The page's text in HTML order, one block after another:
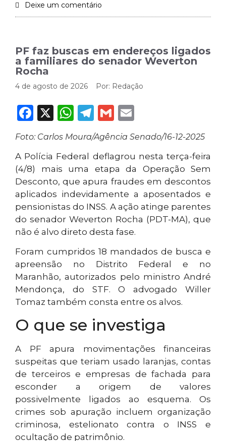
Deixe um comentário
PF faz buscas em endereços ligados
a familiares do senador Weverton
Rocha
4 de agosto de 2026 Por: Redação
Facebook
X WhatsApp
Telegram
Gmail
Foto: Carlos Moura/Agência Senado/16-12-2025
A Polícia Federal deflagrou nesta terça-feira
(4/8) mais uma etapa da Operação Sem
Desconto, que apura fraudes em descontos
aplicados indevidamente a aposentados e
pensionistas do INSS. A ação atinge parentes
do senador Weverton Rocha (PDT-MA), que
não é alvo direto desta fase.
Foram cumpridos 18 mandados de busca e
apreensão no Distrito Federal e no
Maranhão, autorizados pelo ministro André
Mendonça, do STF. O advogado Willer
Tomaz também consta entre os alvos.
O que se investiga
A PF apura movimentações financeiras
suspeitas que teriam usado laranjas, contas
de terceiros e empresas de fachada para
esconder a origem de valores
possivelmente ligados ao esquema. Os
crimes sob apuração incluem organização
criminosa, estelionato contra o INSS e
ocultação de patrimônio.